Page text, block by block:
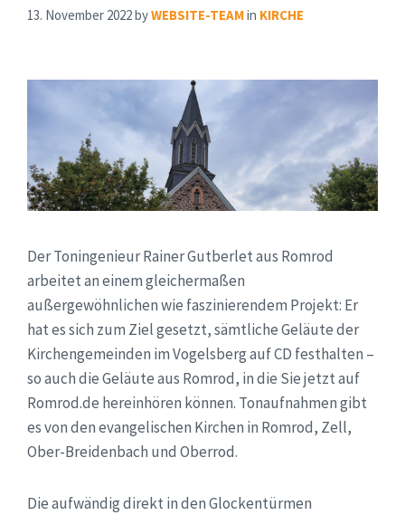
13. November 2022byWEBSITE-TEAMin KIRCHE
Der Toningenieur Rainer Gutberlet aus Romrod
arbeitet an einem gleichermaßen
außergewöhnlichen wie faszinierendem Projekt: Er
hat es sich zum Ziel gesetzt, sämtliche Geläute der
Kirchengemeinden im Vogelsberg auf CD festhalten –
so auch die Geläute aus Romrod, in die Sie jetzt auf
Romrod.de hereinhören können. Tonaufnahmen gibt
es von den evangelischen Kirchen in Romrod, Zell,
Ober-Breidenbach und Oberrod.
Die aufwändig direkt in den Glockentürmen